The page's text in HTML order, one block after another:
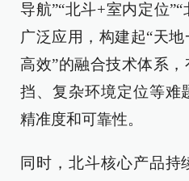
导航”“北斗+室内定位
广泛应用，构建起“天
高效”的融合技术体系
挡、复杂环境定位等难
精准度和可靠性。
同时，北斗核心产品持